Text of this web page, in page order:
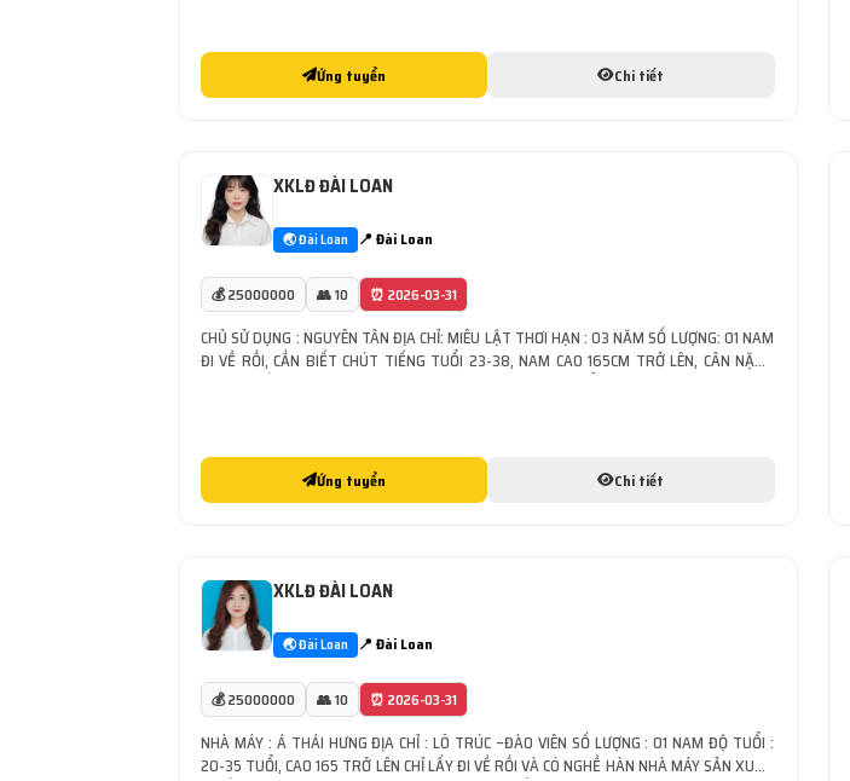
Ứng tuyển Chi tiết
XKLĐ ĐÀI LOAN
🌏 Đài Loan 📍 Đài Loan
💰 25000000 👥 10 ⏰ 2026-03-31
CHỦ SỬ DỤNG : NGUYÊN TÂN ĐỊA CHỈ: MIÊU LẬT THƠI HẠN : 03 NĂM SỐ LƯỢNG: 01 NAM
ĐI VỀ RỒI, CẦN BIẾT CHÚT TIẾNG TUỔI 23-38, NAM CAO 165CM TRỞ LÊN, CÂN NẶNG
Ứng tuyển Chi tiết
XKLĐ ĐÀI LOAN
🌏 Đài Loan 📍 Đài Loan
💰 25000000 👥 10 ⏰ 2026-03-31
NHÀ MÁY : Á THÁI HƯNG ĐỊA CHỈ : LÔ TRÚC –ĐÀO VIÊN SỐ LƯỢNG : 01 NAM ĐỘ TUỔI :
20-35 TUỔI, CAO 165 TRỞ LÊN CHỈ LẤY ĐI VỀ RỒI VÀ CÓ NGHỀ HÀN NHÀ MÁY SẢN XUẤT